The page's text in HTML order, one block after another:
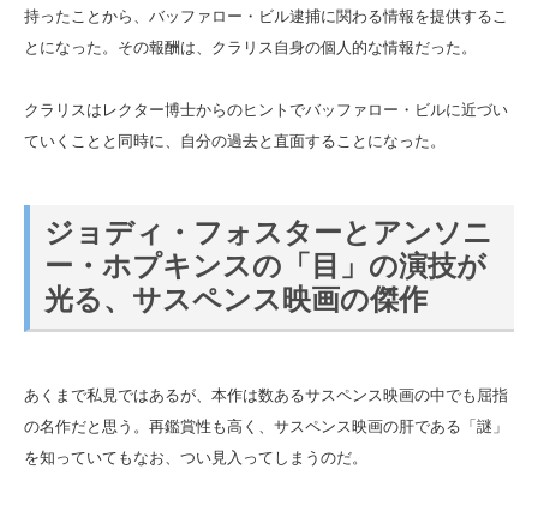
持ったことから、バッファロー・ビル逮捕に関わる情報を提供するこ
とになった。その報酬は、クラリス自身の個人的な情報だった。
クラリスはレクター博士からのヒントでバッファロー・ビルに近づい
ていくことと同時に、自分の過去と直面することになった。
ジョディ・フォスターとアンソニ
ー・ホプキンスの「目」の演技が
光る、サスペンス映画の傑作
あくまで私見ではあるが、本作は数あるサスペンス映画の中でも屈指
の名作だと思う。再鑑賞性も高く、サスペンス映画の肝である「謎」
を知っていてもなお、つい見入ってしまうのだ。